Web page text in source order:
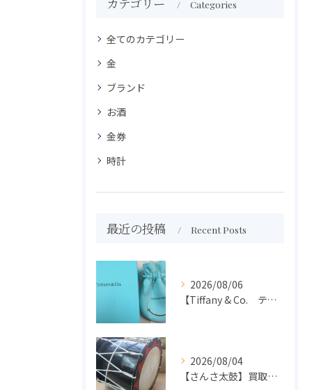
Categories
全てのカテゴリー
金
ブランド
お酒
金券
時計
最近の投稿 Recent Posts
2026/08/06
【Tiffany & Co. ティファニー】買取 大吉盛岡店 アクセサリー買取しました！！
2026/08/04
【さんさ太鼓】買取 大吉盛岡店 楽器 買取します！！